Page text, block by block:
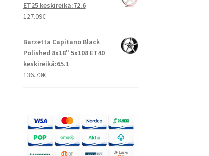
ET25 keskireikä:72.6
127.09€
Barzetta Capitano Black
Polished 8x18" 5x108 ET40
keskireikä:65.1
136.73€